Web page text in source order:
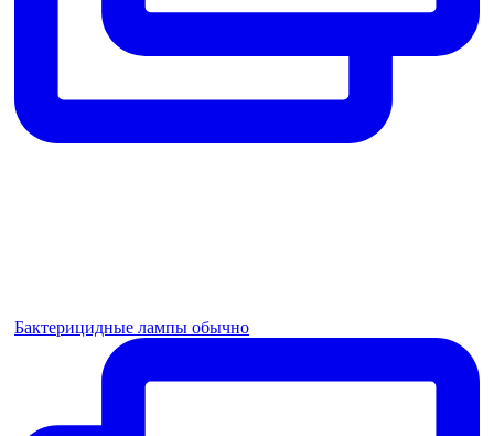
Бактерицидные лампы обычно